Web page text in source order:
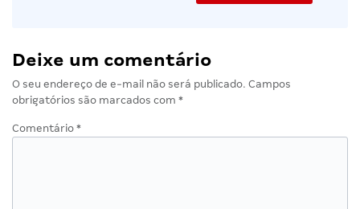
Deixe um comentário
O seu endereço de e-mail não será publicado. Campos
obrigatórios são marcados com *
Comentário *